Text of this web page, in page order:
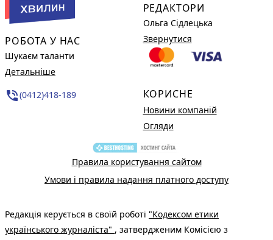
РОБОТА У НАС
Шукаєм таланти
Детальніше
phone_in_talk(0412)418-189
РЕДАКТОРИ
Ольга Сідлецька
Звернутися
КОРИСНЕ
Новини компаній
Огляди
Правила користування сайтом
Умови і правила надання платного доступу
Редакція керується в своїй роботі "Кодексом етики
українського журналіста" , затвердженим Комісією з